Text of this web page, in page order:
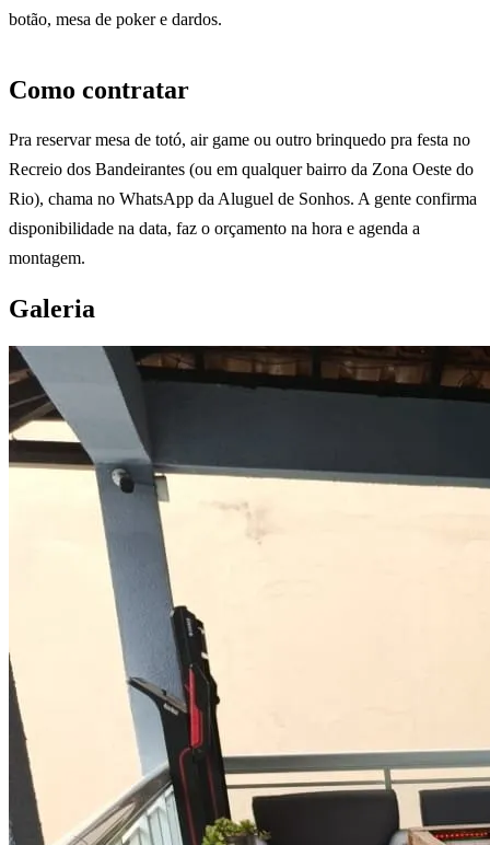
botão, mesa de poker e dardos.
Como contratar
Pra reservar mesa de totó, air game ou outro brinquedo pra festa no
Recreio dos Bandeirantes (ou em qualquer bairro da Zona Oeste do
Rio), chama no WhatsApp da Aluguel de Sonhos. A gente confirma
disponibilidade na data, faz o orçamento na hora e agenda a
montagem.
Galeria